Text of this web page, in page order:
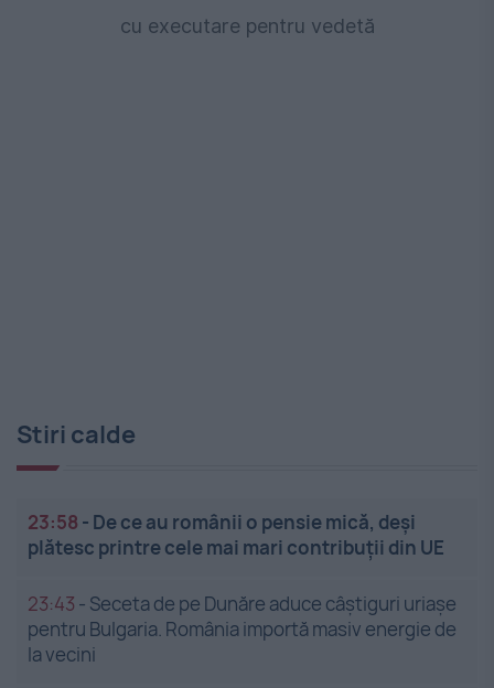
cu executare pentru vedetă
Stiri calde
23:58 - De ce au românii o pensie mică, deși
plătesc printre cele mai mari contribuții din UE
23:43 - Seceta de pe Dunăre aduce câștiguri uriașe
pentru Bulgaria. România importă masiv energie de
la vecini